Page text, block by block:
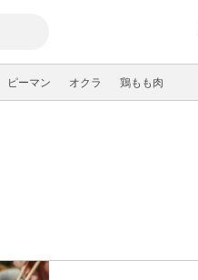
ピーマン オクラ 鶏もも肉